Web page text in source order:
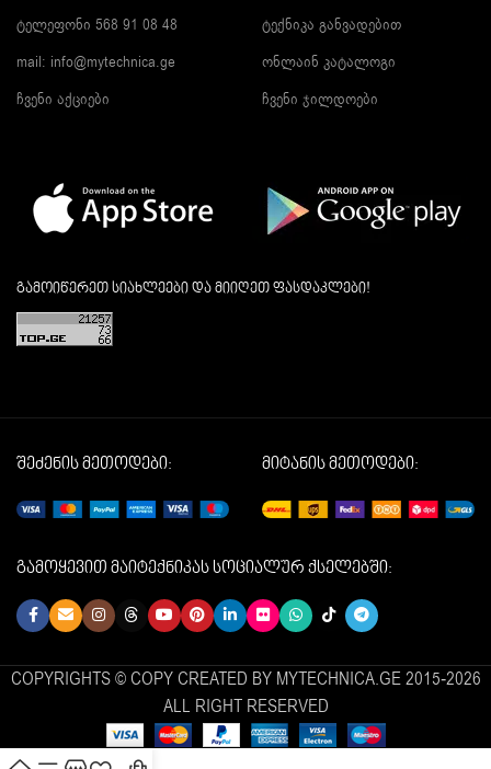
ტელეფონი 568 91 08 48
mail: info@mytechnica.ge
ჩვენი აქციები
ტექნიკა განვადებით
ონლაინ კატალოგი
ჩვენი ჯილდოები
გამოიწერეთ სიახლეები და მიიღეთ ფასდაკლები!
შეძენის მეთოდები: მიტანის მეთოდები:
გამოყევით მაიტექნიკას სოციალურ ქსელებში:
COPYRIGHTS © COPY CREATED BY MYTECHNICA.GE 2015-2026
ALL RIGHT RESERVED